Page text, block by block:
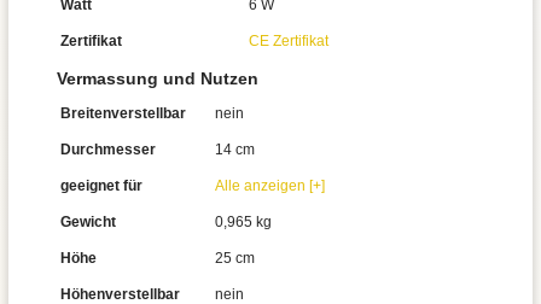
Watt 6 W
Zertifikat CE Zertifikat
Vermassung und Nutzen
Breitenverstellbar nein
Durchmesser 14 cm
geeignet für Alle anzeigen [+]
Gewicht 0,965 kg
Höhe 25 cm
Höhenverstellbar nein